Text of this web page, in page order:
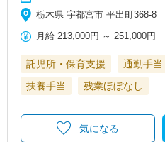
栃木県 宇都宮市 平出町368-8
月給 213,000円 ～251,000円
託児所・保育支援 通勤手当
扶養手当
残業ほぼなし
気になる